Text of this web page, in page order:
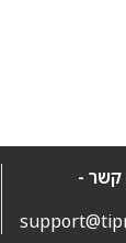
קשר -